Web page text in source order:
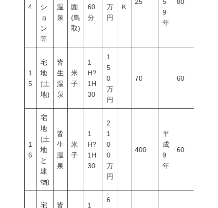
4
シ
ョ
ン
等
温
泉
園
(鳥
取)
60
分
万
円
Ｋ
9
年
1
5
宅
地
(土
地)
皆
生
温
泉
米
子
1
H?
1H
30
1
5
0
万
円
70 60
1
6
宅
地
(土
地
と
建
物)
皆
生
温
泉
米
子
1
H?
1H
30
2
1
0
0
万
円
400
平
成
9
年
60
宅
皆
1
6